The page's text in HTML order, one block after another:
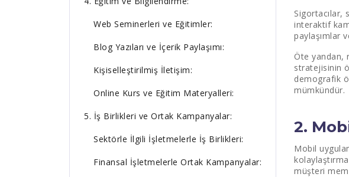
Web Seminerleri ve Eğitimler:
Blog Yazıları ve İçerik Paylaşımı:
Kişiselleştirilmiş İletişim:
Online Kurs ve Eğitim Materyalleri:
5. İş Birlikleri ve Ortak Kampanyalar:
Sektörle İlgili İşletmelerle İş Birlikleri:
Finansal İşletmelerle Ortak Kampanyalar:
Sigortacılar,
interaktif
paylaşımlar
Öte yandan,
stratejisinin
demografik
mümkündür.
2.
Mobil
müşteri